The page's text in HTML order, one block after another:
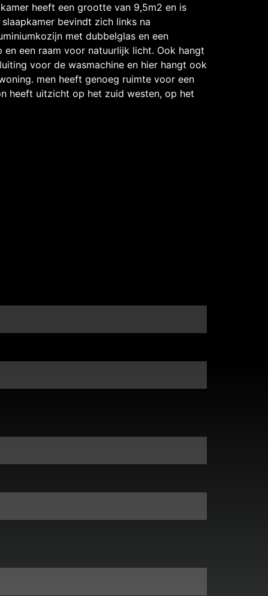
heeft een grootte van 9,5m2 en is
bevindt zich links na
met dubbelglas en een
een raam voor natuurlijk licht. Ook hangt
voor de wasmachine en hier hangt ook
men heeft genoeg ruimte voor een
heeft uitzicht op het zuid westen, op het